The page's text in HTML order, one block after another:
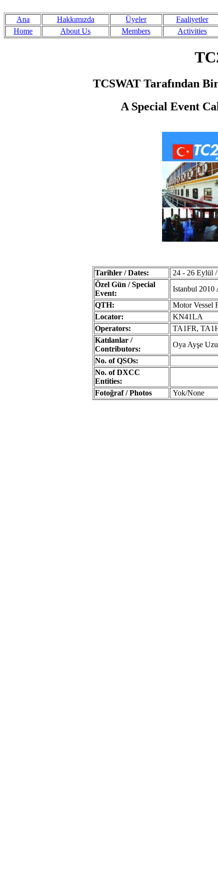
Ana Hakkımızda Üyeler
Faaliyetler
Home
About Us Members Activities
TCSWAT Tarafından
A Special Event
Tarihler / Dates:
24 - 26 Eylül /
Özel Gün / Special
Event:
Istanbul 2010
QTH:
Motor Vessel
Locator:
KN41LA
Operators:
TA1FR,
Katılanlar /
Contributors:
Oya Ayşe
No. of QSOs:
No. of DXCC
Entities:
Fotoğraf / Photos
Yok/None